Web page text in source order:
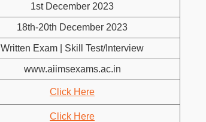
1st December 2023
18th-20th December 2023
Written Exam | Skill Test/Interview
www.aiimsexams.ac.in
Click Here
Click Here